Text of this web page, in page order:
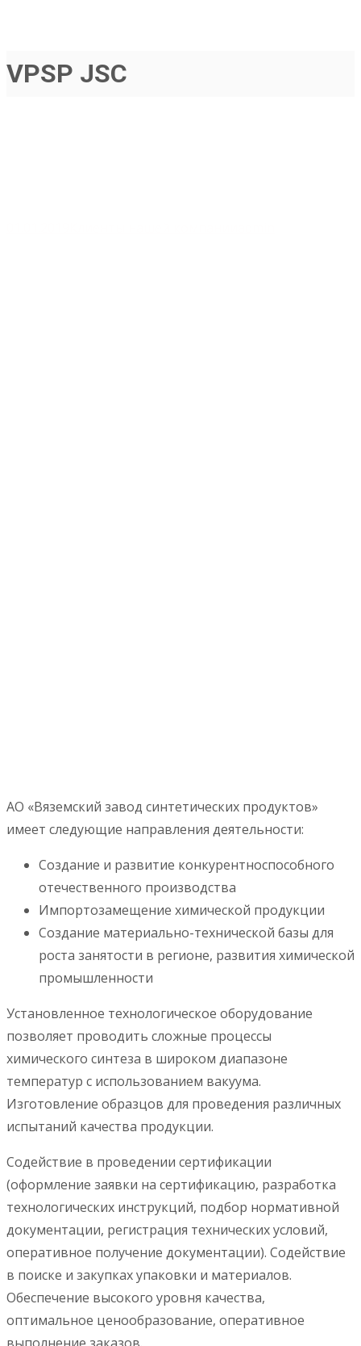
VPSP JSC
АО «Вяземский завод синтетических продуктов»
имеет следующие направления деятельности:
Создание и развитие конкурентноспособного
отечественного производства
Импортозамещение химической продукции
Создание материально-технической базы для
роста занятости в регионе, развития химической
промышленности
Установленное технологическое оборудование
позволяет проводить сложные процессы
химического синтеза в широком диапазоне
температур с использованием вакуума.
Изготовление образцов для проведения различных
испытаний качества продукции.
Содействие в проведении сертификации
(оформление заявки на сертификацию, разработка
технологических инструкций, подбор нормативной
документации, регистрация технических условий,
оперативное получение документации). Содействие
в поиске и закупках упаковки и материалов.
Обеспечение высокого уровня качества,
оптимальное ценообразование, оперативное